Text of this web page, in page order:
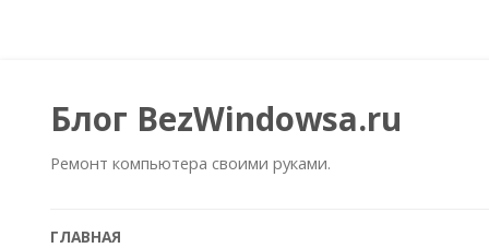
Блог BezWindowsa.ru
Ремонт компьютера своими руками.
ГЛАВНАЯ